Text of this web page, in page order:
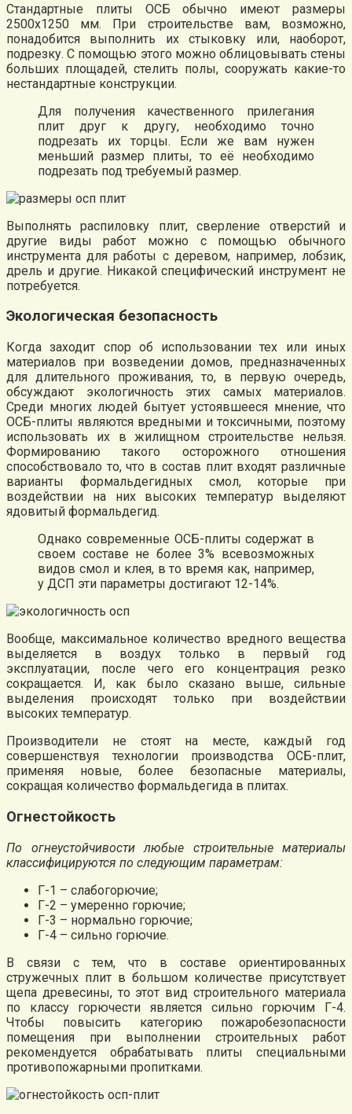
Стандартные плиты ОСБ обычно имеют размеры
2500х1250 мм. При строительстве вам, возможно,
понадобится выполнить их стыковку или, наоборот,
подрезку. С помощью этого можно облицовывать стены
больших площадей, стелить полы, сооружать какие-то
нестандартные конструкции.
Для получения качественного прилегания
плит друг к другу, необходимо точно
подрезать их торцы. Если же вам нужен
меньший размер плиты, то её необходимо
подрезать под требуемый размер.
Выполнять распиловку плит, сверление отверстий и
другие виды работ можно с помощью обычного
инструмента для работы с деревом, например, лобзик,
дрель и другие. Никакой специфический инструмент не
потребуется.
Экологическая безопасность
Когда заходит спор об использовании тех или иных
материалов при возведении домов, предназначенных
для длительного проживания, то, в первую очередь,
обсуждают экологичность этих самых материалов.
Среди многих людей бытует устоявшееся мнение, что
ОСБ-плиты являются вредными и токсичными, поэтому
использовать их в жилищном строительстве нельзя.
Формированию такого осторожного отношения
способствовало то, что в состав плит входят различные
варианты формальдегидных смол, которые при
воздействии на них высоких температур выделяют
ядовитый формальдегид.
Однако современные ОСБ-плиты содержат в
своем составе не более 3% всевозможных
видов смол и клея, в то время как, например,
у ДСП эти параметры достигают 12-14%.
Вообще, максимальное количество вредного вещества
выделяется в воздух только в первый год
эксплуатации, после чего его концентрация резко
сокращается. И, как было сказано выше, сильные
выделения происходят только при воздействии
высоких температур.
Производители не стоят на месте, каждый год
совершенствуя технологии производства ОСБ-плит,
применяя новые, более безопасные материалы,
сокращая количество формальдегида в плитах.
Огнестойкость
По огнеустойчивости любые строительные материалы
классифицируются по следующим параметрам:
Г-1 – слабогорючие;
Г-2 – умеренно горючие;
Г-3 – нормально горючие;
Г-4 – сильно горючие.
В связи с тем, что в составе ориентированных
стружечных плит в большом количестве присутствует
щепа древесины, то этот вид строительного материала
по классу горючести является сильно горючим Г-4.
Чтобы повысить категорию пожаробезопасности
помещения при выполнении строительных работ
рекомендуется обрабатывать плиты специальными
противопожарными пропитками.